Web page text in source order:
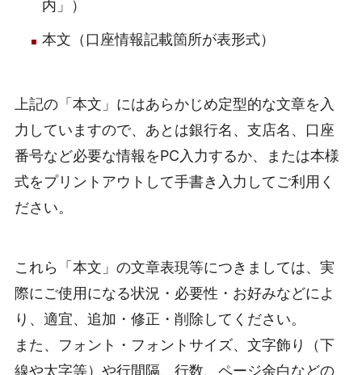
内」）
本文（口座情報記載箇所が表形式）
上記の「本文」にはあらかじめ定型的な文章を入
力していますので、あとは銀行名、支店名、口座
番号など必要な情報をPC入力するか、または本様
式をプリントアウトして手書き入力してご利用く
ださい。
これら「本文」の文章表現等につきましては、実
際にご使用になる状況・必要性・お好みなどによ
り、適宜、追加・修正・削除してください。
また、フォント・フォントサイズ、文字飾り（下
線や太字等）や行間隔、行数、ページ余白などの